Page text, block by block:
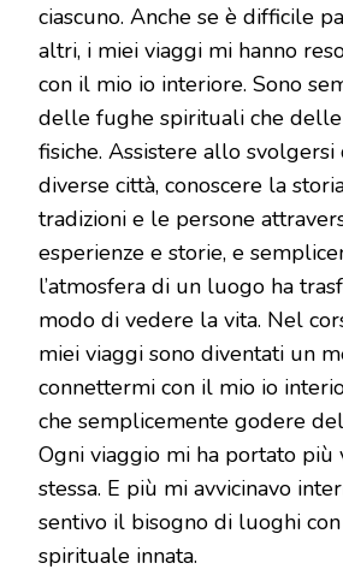
ciascuno. Anche se è difficile
altri, i miei viaggi mi hanno
con il mio io interiore. Sono
delle fughe spirituali che
fisiche. Assistere allo
diverse città, conoscere la
tradizioni e le persone
esperienze e storie, e
l’atmosfera di un luogo ha
modo di vedere la vita. Nel
miei viaggi sono diventati un
connettermi con il mio io
che semplicemente godere
Ogni viaggio mi ha portato più
stessa. E più mi avvicinavo
sentivo il bisogno di luoghi con
spirituale innata.